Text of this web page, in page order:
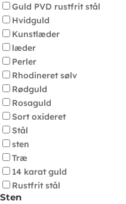
Guld PVD rustfrit stål
Hvidguld
Kunstlæder
læder
Perler
Rhodineret sølv
Rødguld
Rosaguld
Sort oxideret
Stål
sten
Træ
14 karat guld
Rustfrit stål
Sten